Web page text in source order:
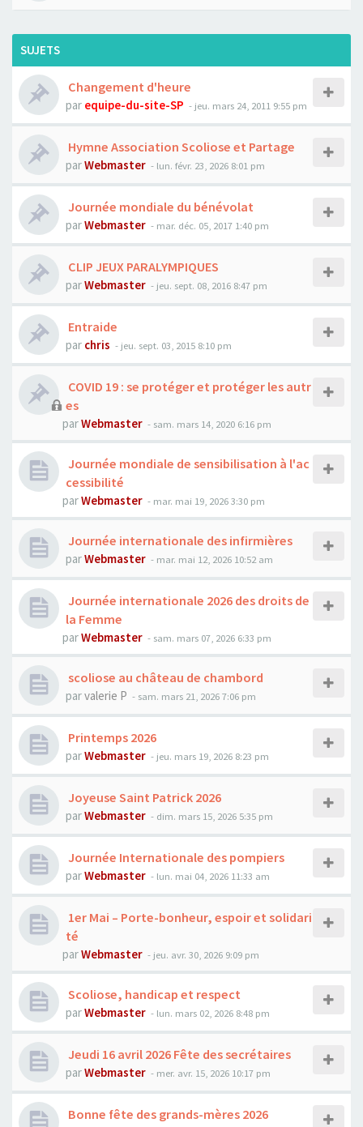
SUJETS
Changement d'heure
par equipe-du-site-SP - jeu. mars 24, 2011 9:55 pm
Hymne Association Scoliose et Partage
parWebmaster - lun. févr. 23, 2026 8:01 pm
Journée mondiale du bénévolat
parWebmaster - mar. déc. 05, 2017 1:40 pm
CLIP JEUX PARALYMPIQUES
parWebmaster - jeu. sept. 08, 2016 8:47 pm
Entraide
par chris - jeu. sept. 03, 2015 8:10 pm
COVID 19 : se protéger et protéger les autr
es
parWebmaster - sam. mars 14, 2020 6:16 pm
Journée mondiale de sensibilisation à l'ac
cessibilité
parWebmaster - mar. mai 19, 2026 3:30 pm
Journée internationale des infirmières
parWebmaster - mar. mai 12, 2026 10:52 am
Journée internationale 2026 des droits de
la Femme
parWebmaster - sam. mars 07, 2026 6:33 pm
scoliose au château de chambord
parvalerie P - sam. mars 21, 2026 7:06 pm
Printemps 2026
parWebmaster - jeu. mars 19, 2026 8:23 pm
Joyeuse Saint Patrick 2026
parWebmaster - dim. mars 15, 2026 5:35 pm
Journée Internationale des pompiers
parWebmaster - lun. mai 04, 2026 11:33 am
1er Mai – Porte-bonheur, espoir et solidari
té
parWebmaster - jeu. avr. 30, 2026 9:09 pm
Scoliose, handicap et respect
parWebmaster - lun. mars 02, 2026 8:48 pm
Jeudi 16 avril 2026 Fête des secrétaires
parWebmaster - mer. avr. 15, 2026 10:17 pm
Bonne fête des grands-mères 2026